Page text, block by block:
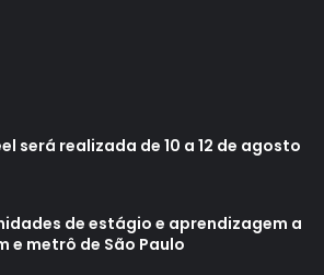
será realizada de 10 a 12 de agosto
de estágio e aprendizagem a
e metrô de São Paulo